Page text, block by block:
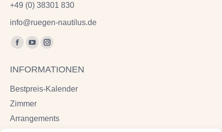
+49 (0) 38301 830
info@ruegen-nautilus.de
Finden Sie uns auf:
Facebook
opens
in
YouTube
opens
in
Instagram
opens
in
INFORMATIONEN
Bestpreis-Kalender
Zimmer
Arrangements